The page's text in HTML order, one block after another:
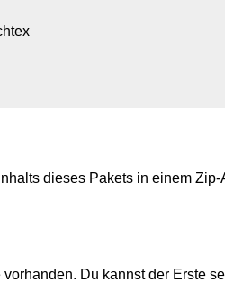
dieses Pakets in einem Zip-
Du kannst der Erste